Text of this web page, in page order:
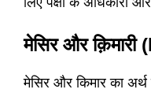
मेसिर और
मेसिर और किमार का